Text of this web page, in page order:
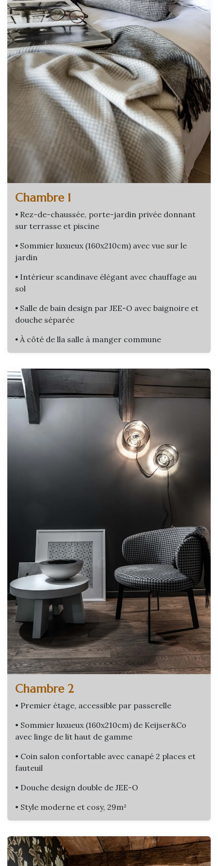
Chambre 1
• Rez-de-chaussée, porte-jardin privée donnant
sur terrasse et piscine
• Sommier luxueux (160x210cm) avec vue sur le
jardin
• Intérieur scandinave élégant avec chauffage au
sol
• Salle de bain design par JEE-O avec baignoire et
douche séparée​
• À côté de lla salle à manger commune
Chambre 2
• Premier étage, accessible par passerelle
• Sommier luxueux (160x210cm) de Keijser&Co
avec linge de lit haut de gamme
• Coin salon confortable avec canapé 2 places et
fauteuil
• Douche design double de JEE-O
• Style moderne et cosy, 29m²